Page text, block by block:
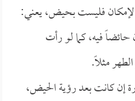
فليست بحيض، يعني:
فيه، كما لو رأت
مثلاً.
إن كانت بعد رؤية الحيض،